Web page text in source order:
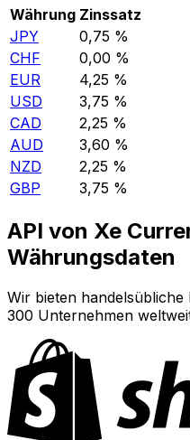
Währung Zinssatz
JPY
0,75 %
CHF
0,00 %
EUR
4,25 %
USD
3,75 %
CAD
2,25 %
AUD
3,60 %
NZD
2,25 %
GBP
3,75 %
API von Xe
Währungsdaten
Wir bieten handelsübliche
300 Unternehmen